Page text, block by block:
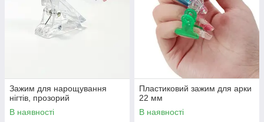
Зажим для нарощування
нігтів, прозорий
В наявності
Пластиковий зажим для арки
22 мм
В наявності